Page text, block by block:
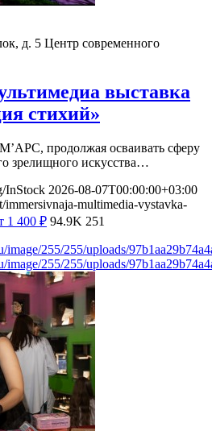
д. 5 Центр современного
выставка
стихий»
продолжая осваивать сферу
зрелищного искусства…
InStock 2026-08-07T00:00:00+03:00
immersivnaja-multimedia-vystavka-
1 400 ₽ 94.9K 251
image/255/255/uploads/
image/255/255/uploads/